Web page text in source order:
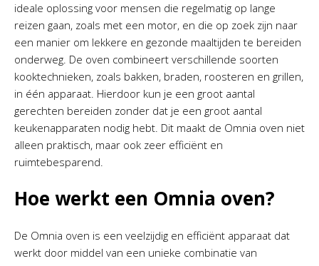
ideale oplossing voor mensen die regelmatig op lange
reizen gaan, zoals met een motor, en die op zoek zijn naar
een manier om lekkere en gezonde maaltijden te bereiden
onderweg. De oven combineert verschillende soorten
kooktechnieken, zoals bakken, braden, roosteren en grillen,
in één apparaat. Hierdoor kun je een groot aantal
gerechten bereiden zonder dat je een groot aantal
keukenapparaten nodig hebt. Dit maakt de Omnia oven niet
alleen praktisch, maar ook zeer efficiënt en
ruimtebesparend.
Hoe werkt een Omnia oven?
De Omnia oven is een veelzijdig en efficiënt apparaat dat
werkt door middel van een unieke combinatie van